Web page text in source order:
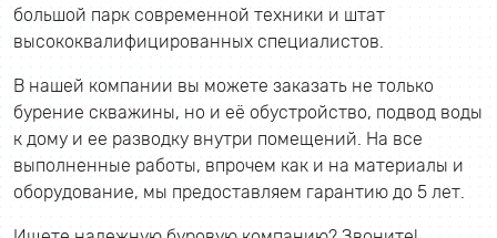
большой парк современной техники и штат
высококвалифицированных специалистов.
В нашей компании вы можете заказать не только
бурение скважины, но и её обустройство, подвод воды
к дому и ее разводку внутри помещений. На все
выполненные работы, впрочем как и на материалы и
оборудование, мы предоставляем гарантию до 5 лет.